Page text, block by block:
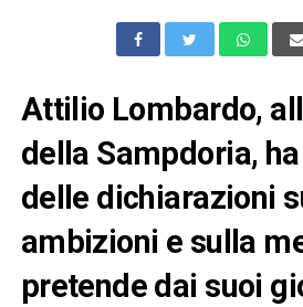
Attilio Lombardo,
della Sampdoria,
delle dichiarazioni
ambizioni e sulla
pretende dai suoi